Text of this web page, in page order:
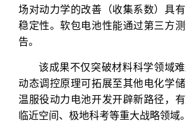
场对动力学的改善（收集系数）具
稳定性。软包电池性能通过第三方
告。
该成果不仅突破材料科学领域
动态调控原理可拓展至其他电化学
温服役动力电池开发开辟新路径，
临近空间、极地科考等重大战略领域。